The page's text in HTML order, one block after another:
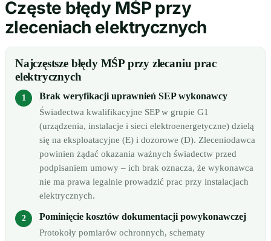
Częste błędy MŚP przy
zleceniach elektrycznych
Najczęstsze błędy MŚP przy zlecaniu prac
elektrycznych
Brak weryfikacji uprawnień SEP wykonawcy
Świadectwa kwalifikacyjne SEP w grupie G1
(urządzenia, instalacje i sieci elektroenergetyczne) dzielą
się na eksploatacyjne (E) i dozorowe (D). Zleceniodawca
powinien żądać okazania ważnych świadectw przed
podpisaniem umowy – ich brak oznacza, że wykonawca
nie ma prawa legalnie prowadzić prac przy instalacjach
elektrycznych.
Pominięcie kosztów dokumentacji powykonawczej
Protokoły pomiarów ochronnych, schematy